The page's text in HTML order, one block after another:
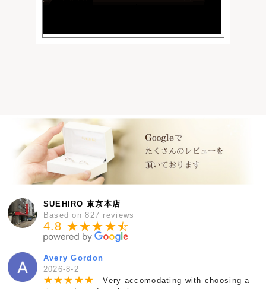
SUEHIRO 東京本店
Based on 827 reviews
4.8 ★★★★★
☆
Avery Gordon
2026-8-2
★★★ ★★
Very accomodating with choosing a